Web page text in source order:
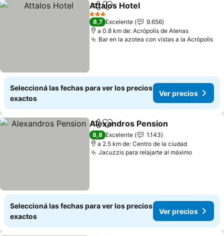
CompartirAñadir a favoritos
Attalos Hotel
3 Estrellas
8,7 Excelente
9.656
a 0.8 km de: Acrópolis de Atenas
Bar en la azotea con vistas a la Acrópolis
Seleccioná las fechas para ver los precios
exactos
Ver precios
CompartirAñadir a favoritos
Alexandros Pension
8,8 Excelente
1.143
a 2.5 km de: Centro de la ciudad
Jacuzzis para relajarte al máximoVer
Seleccioná las fechas para ver los precios
exactos
Ver precios